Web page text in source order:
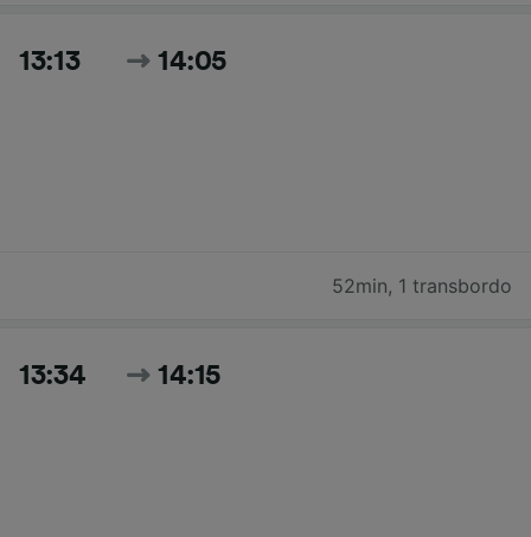
13:13 14:05
52min, 1 transbordo
13:34 14:15